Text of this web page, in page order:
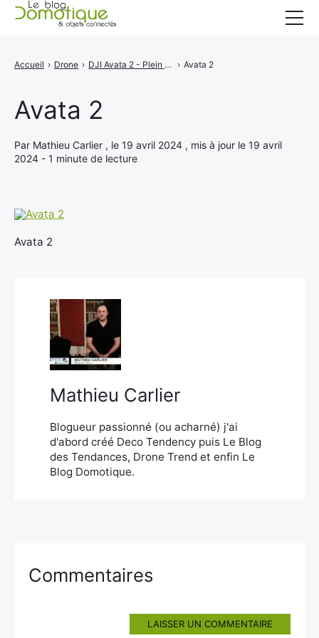
Avata 2
Par Mathieu Carlier , le 19 avril 2024 , mis à jour le 19 avril
2024 - 1 minute de lecture
Accueil › Drone › DJI Avata 2 - Plein d'astuces de vol et des fonctionnalités de sécurité améliorées › Avata 2
Avata 2
Mathieu Carlier
Blogueur passionné (ou acharné) j'ai
d'abord créé Deco Tendency puis Le Blog
des Tendances, Drone Trend et enfin Le
Blog Domotique.
Commentaires
LAISSER UN COMMENTAIRE
A propos
CONTACT
: